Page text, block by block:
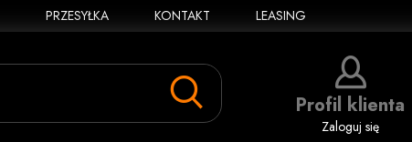
PRZESYŁKA KONTAKT LEASING
Profil klienta
Zaloguj się